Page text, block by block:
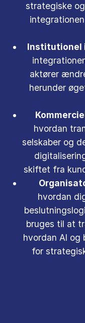
strategiske
Institutionel
aktører
herunder
hvordan
selskaber og
skiftet fra
hvordan
bruges til at
hvordan AI
for